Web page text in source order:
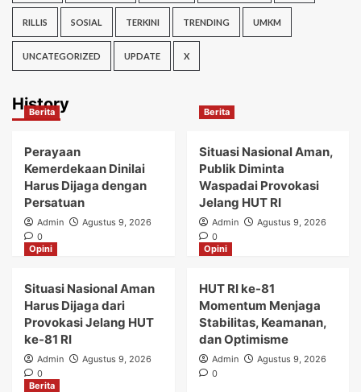
RILLIS SOSIAL TERKINI TRENDING UMKM
UNCATEGORIZED UPDATE X
History
Berita
Perayaan
Kemerdekaan Dinilai
Harus Dijaga dengan
Persatuan
Admin
Agustus 9, 2026
0
Berita
Situasi Nasional Aman,
Publik Diminta
Waspadai Provokasi
Jelang HUT RI
Admin
Agustus 9, 2026
0
Opini
Situasi Nasional Aman
Harus Dijaga dari
Provokasi Jelang HUT
ke-81 RI
Admin
Agustus 9, 2026
0
Opini
HUT RI ke-81
Momentum Menjaga
Stabilitas, Keamanan,
dan Optimisme
Admin
Agustus 9, 2026
0
Berita